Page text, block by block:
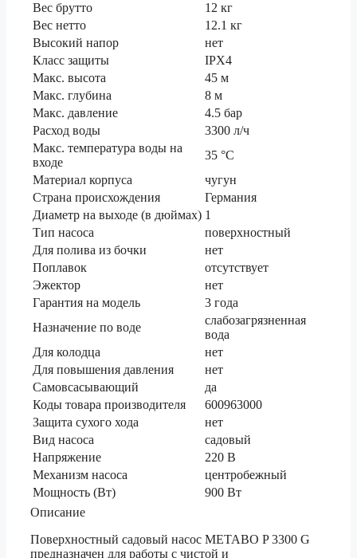
Вес брутто
12 кг
Вес нетто
12.1 кг
Высокий напор
нет
Класс защиты
IPX4
Макс. высота
45 м
Макс. глубина
8 м
Макс. давление
4.5 бар
Расход воды
3300 л/ч
Макс. температура воды на
входе
35 °C
Материал корпуса
чугун
Страна происхождения
Германия
Диаметр на выходе (в дюймах) 1
Тип насоса
поверхностный
Для полива из бочки
нет
Поплавок
отсутствует
Эжектор
нет
Гарантия на модель
3 года
Назначение по воде
слабозагрязненная
вода
Для колодца
нет
Для повышения давления
нет
Самовсасывающий
да
Коды товара производителя
600963000
Защита сухого хода
нет
Вид насоса
садовый
Напряжение
220 В
Механизм насоса
центробежный
Мощность (Вт)
900 Вт
Описание
Поверхностный садовый насос METABO P 3300 G
предназначен для работы с чистой и